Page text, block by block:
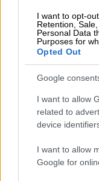
I want to opt-
Retention,
Personal Data
Purposes for
Opted Out
Google
I want to allow
related to
device
I want to allow
Google for
siirtää sekä
(=kassamyynnit)
Rajapinnan
Myyntilaskuja ei
Procountorissa
automaattisesti
kohdistuvat
ja maksutavoille
Rajapinnan saa
Restolutionin